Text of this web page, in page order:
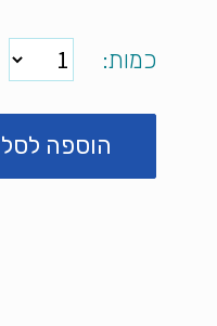
כמות
הוספה לסל